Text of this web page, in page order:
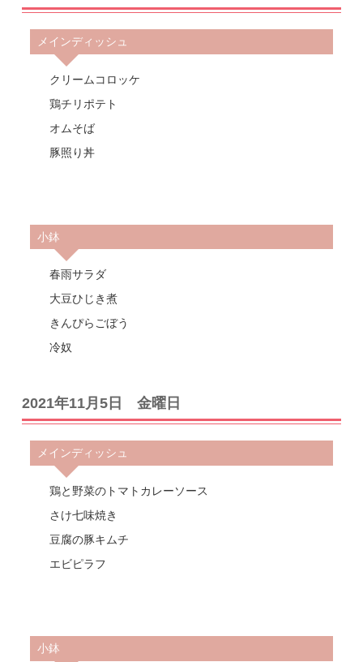
メインディッシュ
クリームコロッケ
鶏チリポテト
オムそば
豚照り丼
小鉢
春雨サラダ
大豆ひじき煮
きんぴらごぼう
冷奴
2021年11月5日 金曜日
メインディッシュ
鶏と野菜のトマトカレーソース
さけ七味焼き
豆腐の豚キムチ
エビピラフ
小鉢